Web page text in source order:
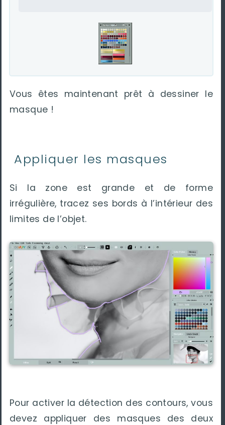
Vous êtes maintenant prêt à dessiner le
masque !
Appliquer les masques
Si la zone est grande et de forme
irrégulière, tracez ses bords à l’intérieur des
limites de l’objet.
Pour activer la détection des contours, vous
devez appliquer des masques des deux